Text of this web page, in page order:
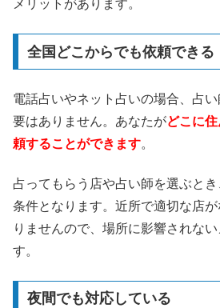
メリットがあります。
全国どこからでも依頼できる
電話占いやネット占いの場合、占
要はありません。あなたがどこに
頼することができます。
占ってもらう店や占い師を選ぶと
条件となります。近所で適切な店
りませんので、場所に影響されな
す。
夜間でも対応している